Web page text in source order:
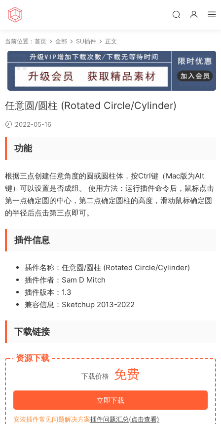
当前位置： 首页 全部 SU插件 正文
任意圆/圆柱 (Rotated Circle/Cylinder)
2022-05-16
功能
根据三点创建任意角度的圆或圆柱体，按Ctrl键（Mac版为Alt
键）可以设置是否成组。 使用方法：运行插件命令后，鼠标点击
第一点确定圆的中心，第二点确定圆柱的高度，滑动鼠标确定圆
的半径后点击第三点即可。
插件信息
插件名称：任意圆/圆柱 (Rotated Circle/Cylinder)
插件作者：Sam D Mitch
插件版本：1.3
兼容信息：Sketchup 2013-2022
下载链接
资源下载
下载价格 免费
立即下载
安装插件常见问题解决方案插件问题汇总(点击查看)